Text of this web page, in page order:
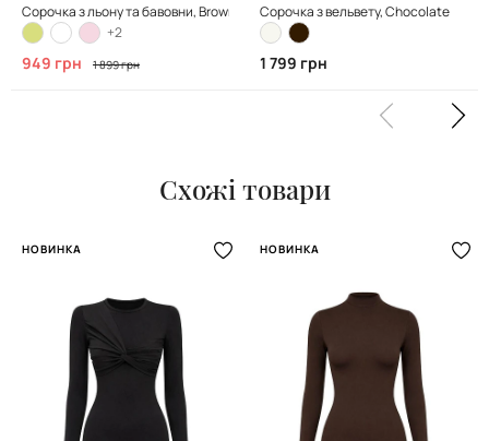
Сорочка з льону та бавовни, Brown
+2
949 грн 1 899 грн
Сорочка з вельвету, Chocolate
1 799 грн
Схожі товари
НОВИНКА НОВИНКА